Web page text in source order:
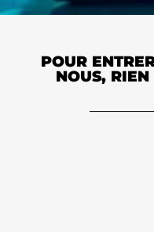
POUR
NOUS,